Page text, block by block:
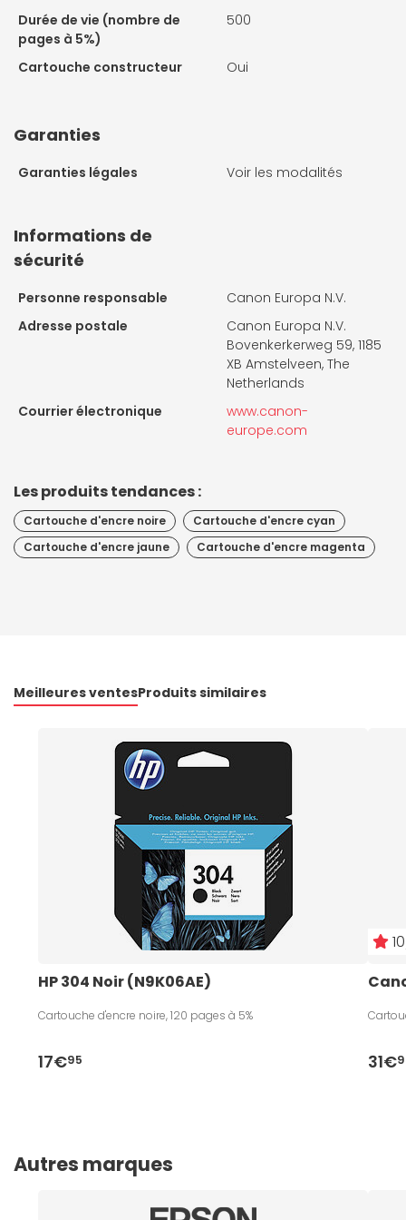
Durée de vie (nombre de
pages à 5%)
500
Cartouche constructeur Oui
Garanties
Garanties légales Voir les modalités
Informations de
sécurité
Personne responsable
Canon Europa N.V.
Adresse postale
Canon Europa N.V.
Bovenkerkerweg 59, 1185
XB Amstelveen, The
Netherlands
Courrier électronique
www.canon-
europe.com
Les produits tendances :
Cartouche d'encre noire
Cartouche d'encre cyan
Cartouche d'encre jaune
Cartouche d'encre magenta
Meilleures ventesProduits similaires
HP 304 Noir (N9K06AE)
Cartouche d'encre noire, 120 pages à 5%
17€95 31€
Autres marques